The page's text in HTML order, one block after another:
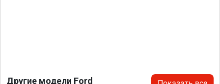
Другие модели Ford